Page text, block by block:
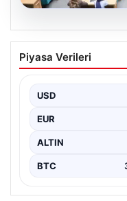
05.08.2026
Üsküdar
Sibel Tan
Piyasa Verileri
USD
EUR
ALTIN
BTC